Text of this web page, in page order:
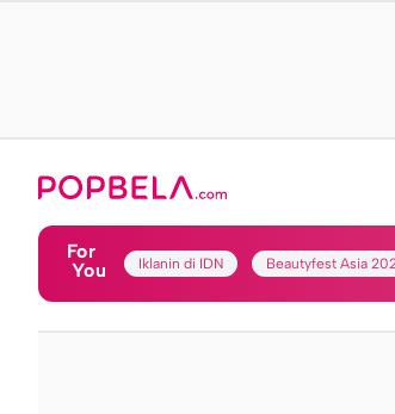
For
You
Iklanin di IDN Beautyfest Asia